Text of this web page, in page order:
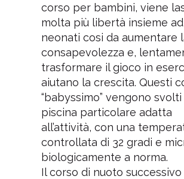
corso per bambini, viene
molta più libertà insieme
neonati cosi da aumentare
consapevolezza e,
trasformare il gioco in
aiutano la crescita. Questi
“babyssimo” vengono svolti
piscina particolare adatta
all’attività, con una
controllata di 32 gradi e
biologicamente a norma.
Il corso di nuoto successivo